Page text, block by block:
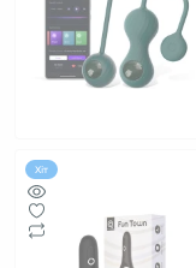
Хіт